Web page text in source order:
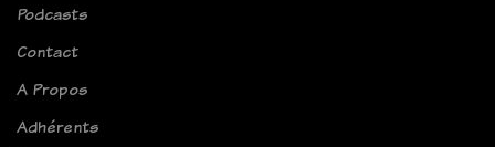
Podcasts
Contact
A Propos
Adhérents